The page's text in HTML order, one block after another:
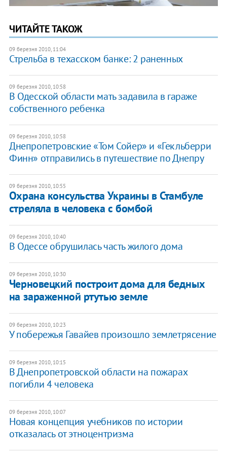
ЧИТАЙТЕ ТАКОЖ
09 березня 2010, 11:04
Стрельба в техасском банке: 2 раненных
09 березня 2010, 10:58
В Одесской области мать задавила в гараже
собственного ребенка
09 березня 2010, 10:58
Днепропетровские «Том Сойер» и «Гекльберри
Финн» отправились в путешествие по Днепру
09 березня 2010, 10:55
Охрана консульства Украины в Стамбуле
стреляла в человека с бомбой
09 березня 2010, 10:40
В Одессе обрушилась часть жилого дома
09 березня 2010, 10:30
Черновецкий построит дома для бедных
на зараженной ртутью земле
09 березня 2010, 10:23
У побережья Гавайев произошло землетрясение
09 березня 2010, 10:15
В Днепропетровской области на пожарах
погибли 4 человека
09 березня 2010, 10:07
Новая концепция учебников по истории
отказалась от этноцентризма